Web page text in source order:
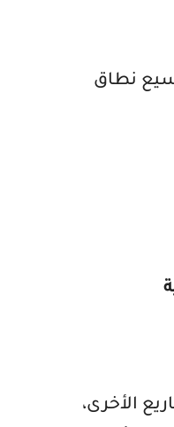
نطاق
الأخرى،